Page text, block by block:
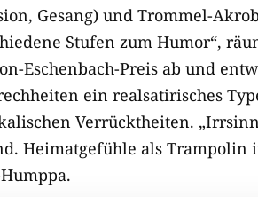
Gesang) und Trommel-
Stufen zum Humor“,
Eschenbach-Preis ab und
ein realsatirisches
Verrücktheiten.
Heimatgefühle als Trampolin